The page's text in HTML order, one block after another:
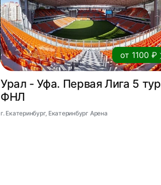
от 1100 ₽
Урал - Уфа. Первая Лига 5 тур
ФНЛ
г. Екатеринбург, Екатеринбург Арена